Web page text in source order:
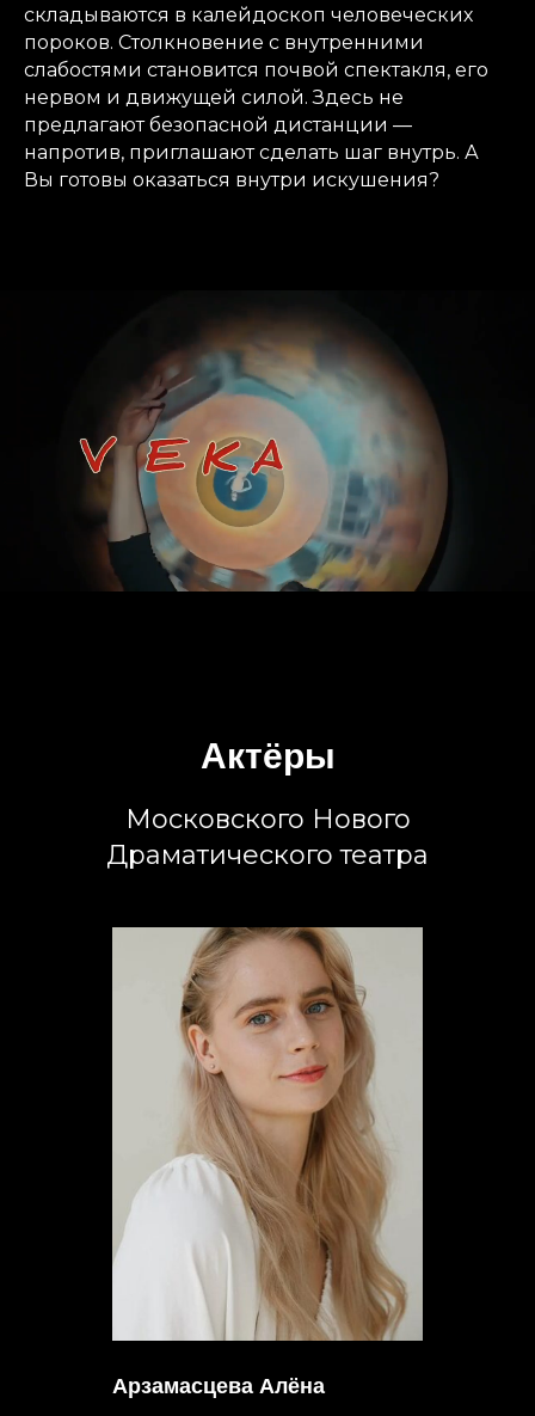
складываются в калейдоскоп человеческих
пороков. Столкновение с внутренними
слабостями становится почвой спектакля, его
нервом и движущей силой. Здесь не
предлагают безопасной дистанции —
напротив, приглашают сделать шаг внутрь. А
Вы готовы оказаться внутри искушения?
Актёры
Московского Нового
Драматического театра
Арзамасцева Алёна